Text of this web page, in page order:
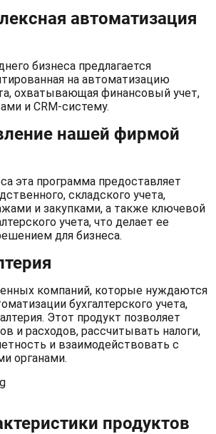
автоматизация
бизнеса предлагается
на автоматизацию
охватывающая финансовый учет,
и CRM-систему.
нашей фирмой
эта программа предоставляет
складского учета,
и закупками, а также ключевой
учета, что делает ее
для бизнеса.
компаний, которые нуждаются
бухгалтерского учета,
Этот продукт позволяет
и расходов, рассчитывать налоги,
и взаимодействовать с
органами.
продуктов